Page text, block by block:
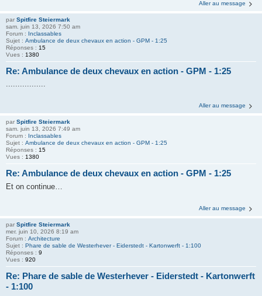
Aller au message
par Spitfire Steiermark
sam. juin 13, 2026 7:50 am
Forum : Inclassables
Sujet : Ambulance de deux chevaux en action - GPM - 1:25
Réponses : 15
Vues : 1380
Re: Ambulance de deux chevaux en action - GPM - 1:25
.................
Aller au message
par Spitfire Steiermark
sam. juin 13, 2026 7:49 am
Forum : Inclassables
Sujet : Ambulance de deux chevaux en action - GPM - 1:25
Réponses : 15
Vues : 1380
Re: Ambulance de deux chevaux en action - GPM - 1:25
Et on continue…
Aller au message
par Spitfire Steiermark
mer. juin 10, 2026 8:19 am
Forum : Architecture
Sujet : Phare de sable de Westerhever - Eiderstedt - Kartonwerft - 1:100
Réponses : 9
Vues : 920
Re: Phare de sable de Westerhever - Eiderstedt - Kartonwerft
- 1:100